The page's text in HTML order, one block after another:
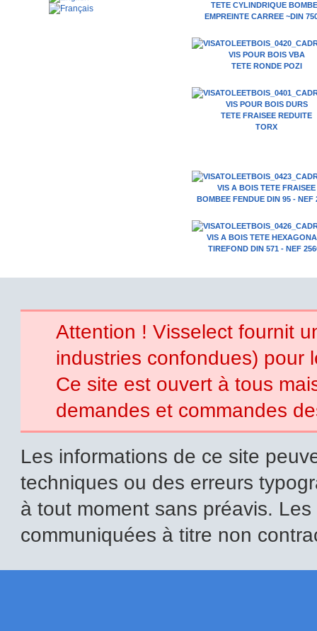
TETE CYLINDRIQUE
EMPREINTE CARREE ~DIN
VIS POUR BOIS VBA
TETE RONDE POZI
VIS POUR BOIS DURS
TETE FRAISEE REDUITE
TORX
VIS A BOIS TETE FRAISEE
BOMBEE FENDUE DIN 95 - NEF
VIS A BOIS TETE
TIREFOND DIN 571 - NEF
Attention ! Visselect fournit
industries confondues) pour
Ce site est ouvert à tous
demandes et commandes
Les informations de ce site
techniques ou des erreurs
à tout moment sans préavis.
communiquées à titre non